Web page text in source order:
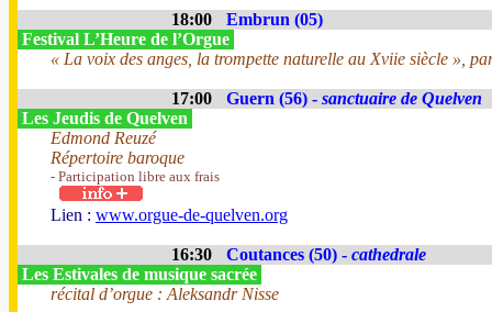
18:00
Embrun (05)
Festival L’Heure de l’Orgue
« La voix des anges, la trompette naturelle au Xviie siècle »,
17:00 Guern (56) - sanctuaire de Quelven
Les Jeudis de Quelven
Edmond Reuzé
Répertoire baroque
- Participation libre aux frais
Lien : www.orgue-de-quelven.org
16:30 Coutances (50) - cathedrale
Les Estivales de musique sacrée
récital d’orgue : Aleksandr Nisse